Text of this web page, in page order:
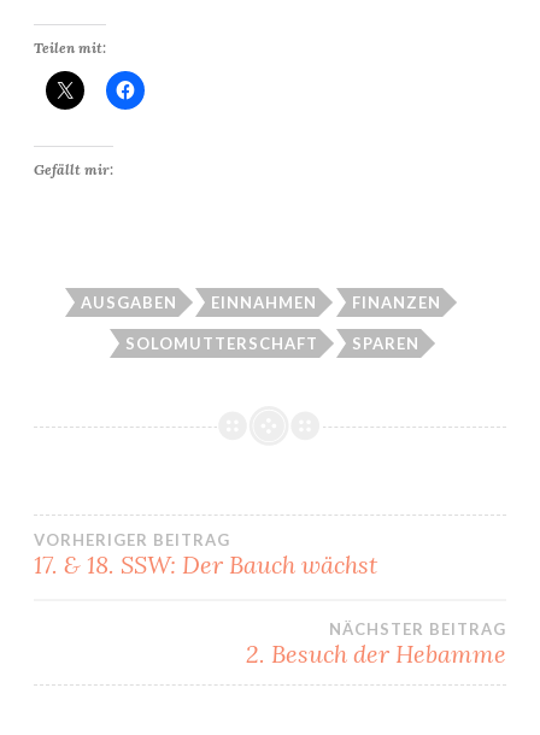
Teilen mit:
Gefällt mir:
AUSGABEN EINNAHMEN FINANZEN
SOLOMUTTERSCHAFT SPAREN
Beitragsnavigation
VORHERIGER BEITRAG
17. & 18. SSW: Der Bauch wächst
NÄCHSTER BEITRAG
2. Besuch der Hebamme